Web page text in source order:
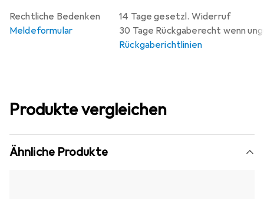
14 Tage gesetzl. Widerruf
30 Tage Rückgaberecht wenn
Rückgaberichtlinien
Rechtliche Bedenken
Meldeformular
Produkte vergleichen
Ähnliche Produkte